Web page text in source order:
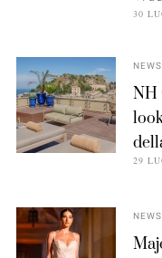
30
NEWS
NH
29
NEWS